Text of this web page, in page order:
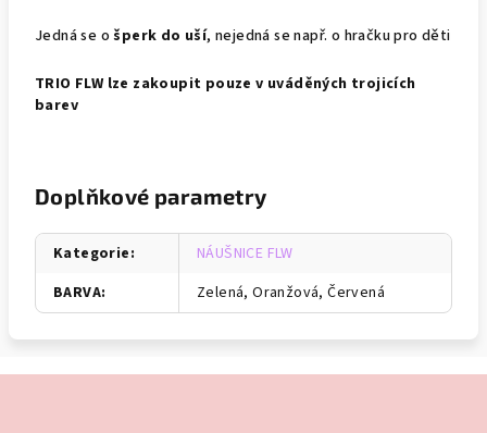
Jedná se ošperk do uší, nejedná se např. o hračku pro děti
TRIO FLW lze zakoupit pouze v uváděných trojicích
barev
Doplňkové parametry
Kategorie:
NÁUŠNICE FLW
BARVA: Zelená, Oranžová, Červená